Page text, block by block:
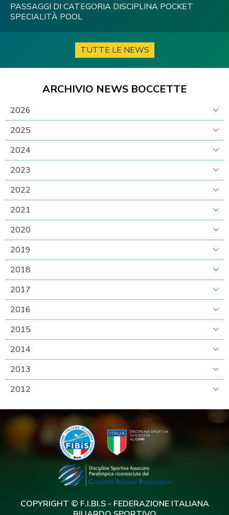
PASSAGGI DI CATEGORIA DISCIPLINA POCKET
SPECIALITÀ POOL
TUTTE LE NEWS
ARCHIVIO NEWS BOCCETTE
2026
2025
2024
2023
2022
2021
2020
2019
2018
2017
2016
2015
2014
2013
2012
COPYRIGHT © F.I.BI.S - FEDERAZIONE ITALIANA